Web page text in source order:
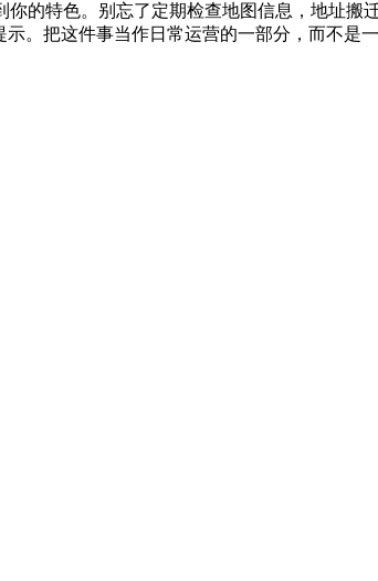
的特色。别忘了定期检查地图信息，地址搬
。把这件事当作日常运营的一部分，而不是